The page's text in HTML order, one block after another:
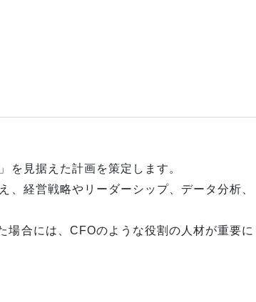
を見据えた計画を策定します。
経営戦略やリーダーシップ、データ分析、
場合には、CFOのような役割の人材が重要に